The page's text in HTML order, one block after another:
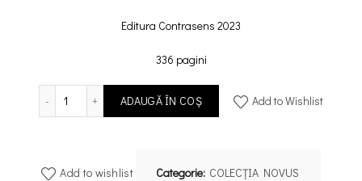
Editura Contrasens 2023
336 pagini
Cantitate „Trebuie să ne adaptăm!” Despre un nou
ADAUGĂ ÎN COȘ Add to Wishlist
Add to wishlist Categorie: COLECȚIA NOVUS